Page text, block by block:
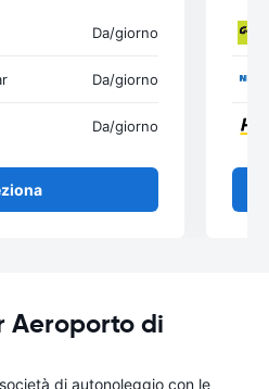
Da/giorno
Da/giorno
Da/giorno
Aeroporto di
di autonoleggio con le